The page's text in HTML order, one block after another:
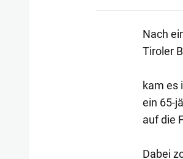
Nach
Tiroler
kam es
ein 65-
auf die
Dabei